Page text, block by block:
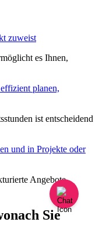
zuweist
es Ihnen,
planen,
ist entscheidend
und in Projekte oder
Angebote
Sie